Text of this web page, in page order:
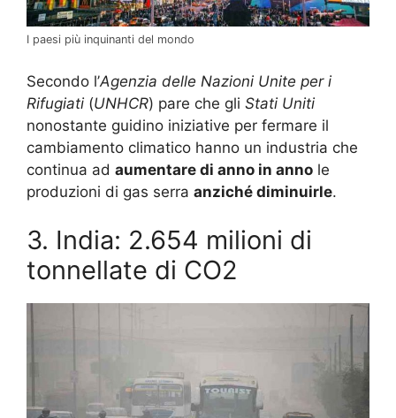
I paesi più inquinanti del mondo
Secondo l’Agenzia delle Nazioni Unite per i
Rifugiati (UNHCR) pare che gli Stati Uniti
nonostante guidino iniziative per fermare il
cambiamento climatico hanno un industria che
continua ad aumentare di anno in anno le
produzioni di gas serra anziché diminuirle.
3. India: 2.654 milioni di
tonnellate di CO2